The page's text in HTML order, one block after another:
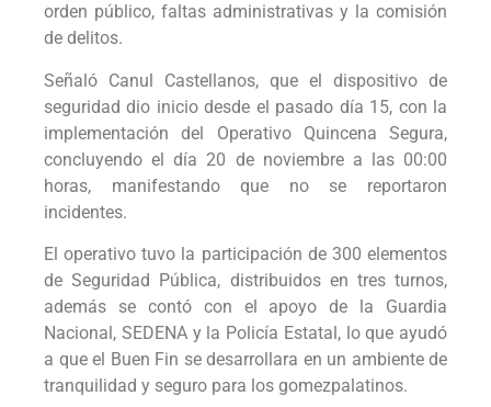
orden público, faltas administrativas y la comisión
de delitos.
Señaló Canul Castellanos, que el dispositivo de
seguridad dio inicio desde el pasado día 15, con la
implementación del Operativo Quincena Segura,
concluyendo el día 20 de noviembre a las 00:00
horas, manifestando que no se reportaron
incidentes.
El operativo tuvo la participación de 300 elementos
de Seguridad Pública, distribuidos en tres turnos,
además se contó con el apoyo de la Guardia
Nacional, SEDENA y la Policía Estatal, lo que ayudó
a que el Buen Fin se desarrollara en un ambiente de
tranquilidad y seguro para los gomezpalatinos.